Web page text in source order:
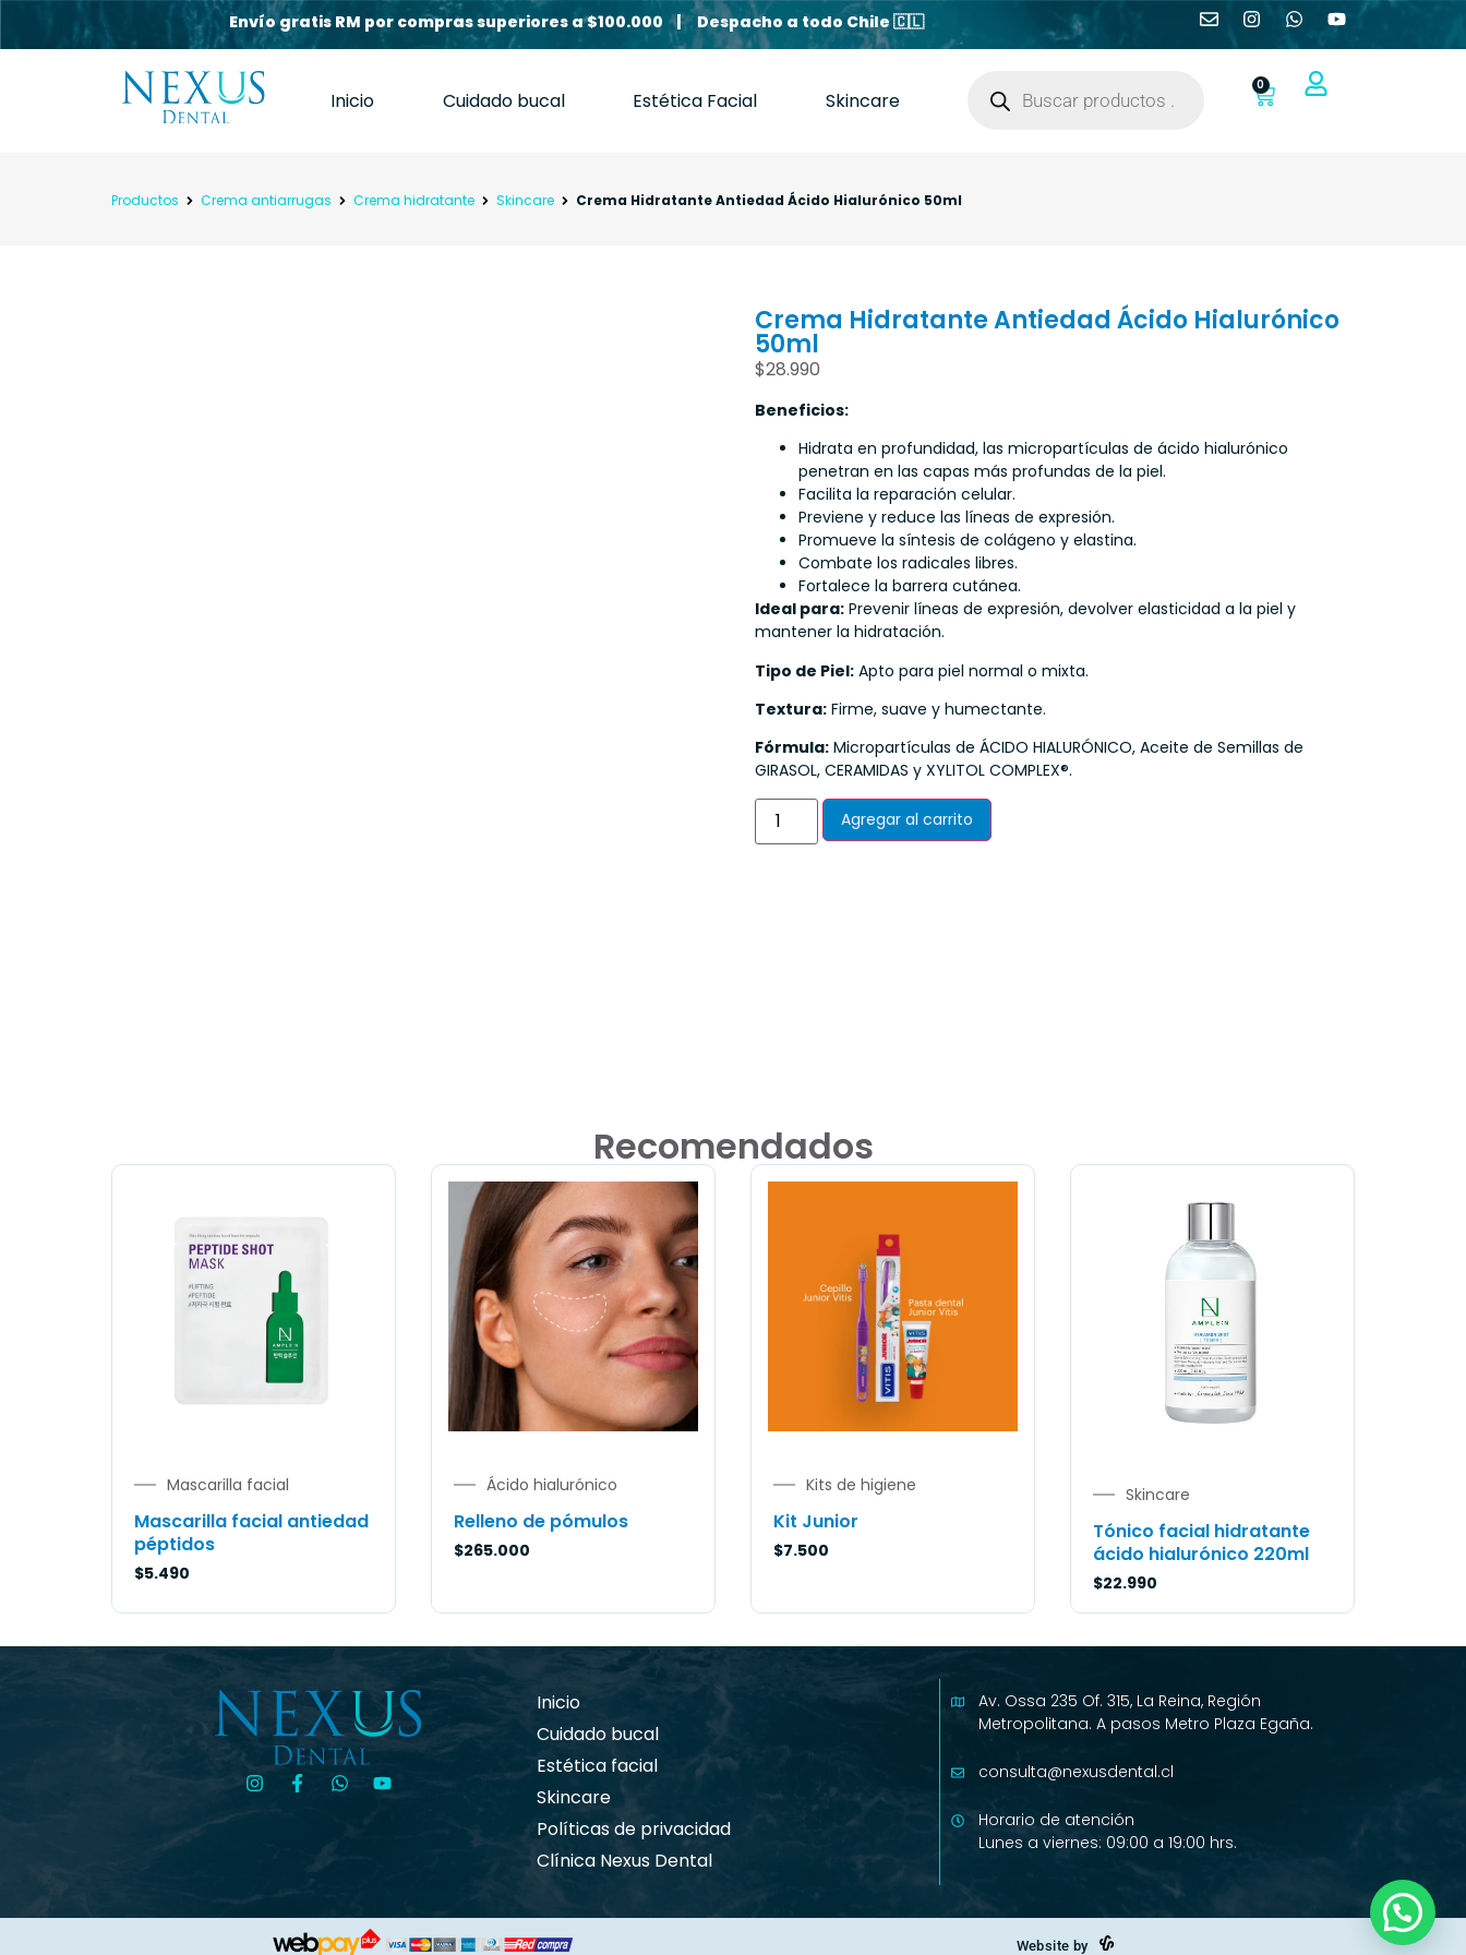
Envío gratis RM por compras superiores a $100.000 | Despacho a todo Chile 🇨🇱
Inicio Cuidado bucal Estética Facial Skincare
0
Productos Crema antiarrugas Crema hidratante Skincare Crema Hidratante Antiedad Ácido Hialurónico 50ml
Crema Hidratante Antiedad Ácido Hialurónico
50ml
$28.990
Beneficios:
Hidrata en profundidad, las micropartículas de ácido hialurónico
penetran en las capas más profundas de la piel.
Facilita la reparación celular.
Previene y reduce las líneas de expresión.
Promueve la síntesis de colágeno y elastina.
Combate los radicales libres.
Fortalece la barrera cutánea.
Ideal para: Prevenir líneas de expresión, devolver elasticidad a la piel y
mantener la hidratación.
Tipo de Piel: Apto para piel normal o mixta.
Textura: Firme, suave y humectante.
Fórmula: Micropartículas de ÁCIDO HIALURÓNICO, Aceite de Semillas de
GIRASOL, CERAMIDAS y XYLITOL COMPLEX®.
Agregar al carrito
Recomendados
Mascarilla facial
Mascarilla facial antiedad
péptidos
$5.490
Ácido hialurónico
Relleno de pómulos
$265.000
Kits de higiene
Kit Junior
$7.500
Skincare
Tónico facial hidratante
ácido hialurónico 220ml
$22.990
Inicio
Cuidado bucal
Estética facial
Skincare
Políticas de privacidad
Clínica Nexus Dental
Av. Ossa 235 Of. 315, La Reina, Región
Metropolitana. A pasos Metro Plaza Egaña.
consulta@nexusdental.cl
Horario de atención
Lunes a viernes: 09:00 a 19:00 hrs.
Website by